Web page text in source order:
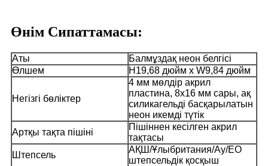
Өнім Сипаттамасы:
Аты
Балмұздақ неон белгісі
Өлшем
H19,68 дюйм x W9,84 дюйм
Негізгі бөліктер
4 мм мөлдір акрил
пластина, 8x16 мм сары, ақ
силикагельді басқарылатын
неон икемді түтік
Артқы тақта пішіні
Пішіннен кесілген акрил
тақтасы
Штепсель
АҚШ/Ұлыбритания/Ау/ЕО
штепсельдік қосқыш